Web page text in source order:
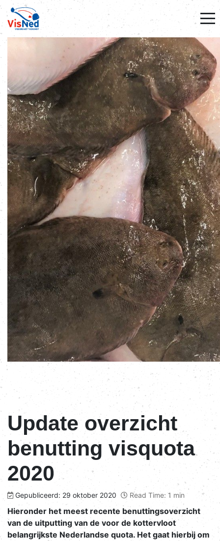
Update overzicht
benutting visquota
2020
Gepubliceerd: 29 oktober 2020 Read Time: 1 min
Hieronder het meest recente benuttingsoverzicht
van de uitputting van de voor de kottervloot
belangrijkste Nederlandse quota. Het gaat hierbij om